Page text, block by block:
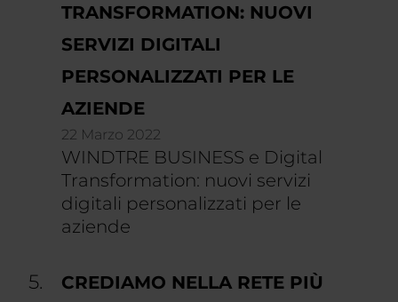
TRANSFORMATION: NUOVI
SERVIZI DIGITALI
PERSONALIZZATI PER LE
AZIENDE
22 Marzo 2022
WINDTRE BUSINESS e Digital
Transformation: nuovi servizi
digitali personalizzati per le
aziende
CREDIAMO NELLA RETE PIÙ